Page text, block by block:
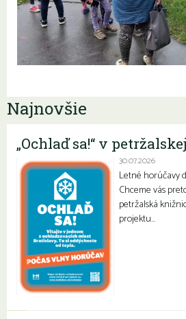
Najnovšie
„Ochlaď sa!“ v
30.07.2026
Letné horúčavy
Chceme vás
petržalská
projektu…